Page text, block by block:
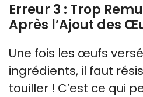
Erreur 3 : Trop
Après l’Ajout des
Une fois les œufs
ingrédients, il faut
touiller ! C’est ce qui